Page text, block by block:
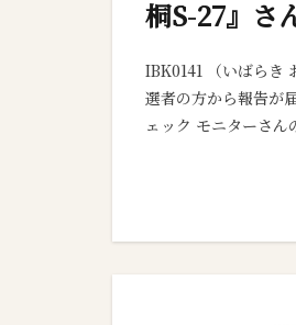
桐S-27』さ
IBK0141 （いばらき
選者の方から報告が
ェック モニターさ